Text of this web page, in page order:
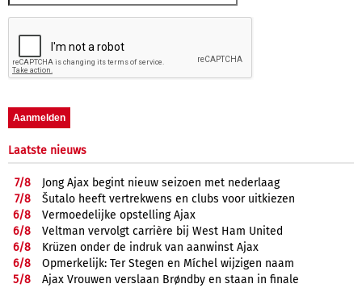
Laatste nieuws
7/8
Jong Ajax begint nieuw seizoen met nederlaag
7/8
Šutalo heeft vertrekwens en clubs voor uitkiezen
6/8
Vermoedelijke opstelling Ajax
6/8
Veltman vervolgt carrière bij West Ham United
6/8
Krüzen onder de indruk van aanwinst Ajax
6/8
Opmerkelijk: Ter Stegen en Míchel wijzigen naam
5/8
Ajax Vrouwen verslaan Brøndby en staan in finale